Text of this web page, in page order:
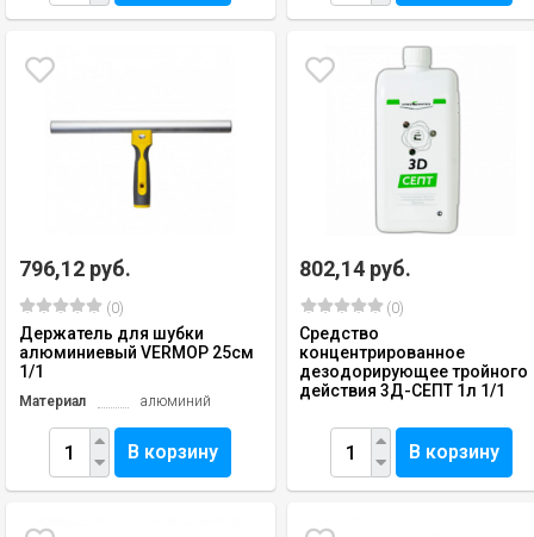
796,12 руб.
(0)
Держатель для шубки
алюминиевый VERMOP 25см
1/1
Материал алюминий
В корзину
802,14 руб.
(0)
Средство
концентрированное
дезодорирующее тройного
действия 3Д-СЕПТ 1л 1/1
В корзину